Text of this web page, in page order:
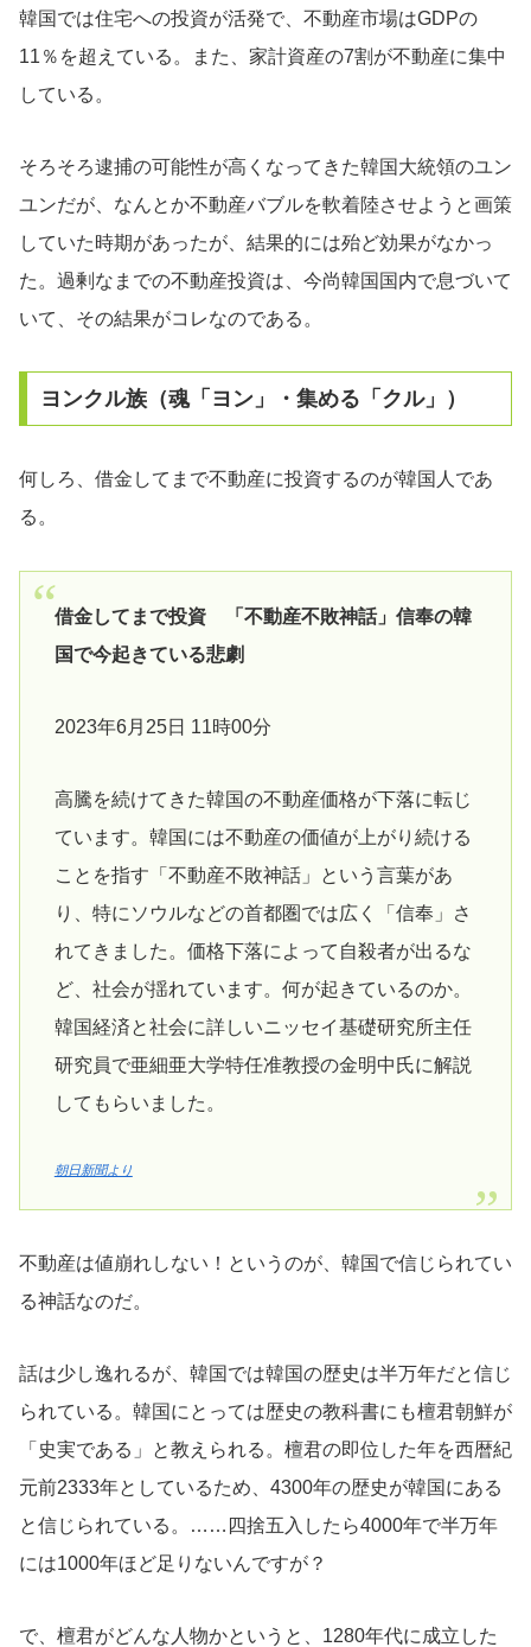
韓国では住宅への投資が活発で、不動産市場はGDPの
11％を超えている。また、家計資産の7割が不動産に集中
している。
そろそろ逮捕の可能性が高くなってきた韓国大統領のユン
ユンだが、なんとか不動産バブルを軟着陸させようと画策
していた時期があったが、結果的には殆ど効果がなかっ
た。過剰なまでの不動産投資は、今尚韓国国内で息づいて
いて、その結果がコレなのである。
ヨンクル族（魂「ヨン」・集める「クル」）
何しろ、借金してまで不動産に投資するのが韓国人であ
る。
借金してまで投資 「不動産不敗神話」信奉の韓
国で今起きている悲劇
2023年6月25日 11時00分
高騰を続けてきた韓国の不動産価格が下落に転じ
ています。韓国には不動産の価値が上がり続ける
ことを指す「不動産不敗神話」という言葉があ
り、特にソウルなどの首都圏では広く「信奉」さ
れてきました。価格下落によって自殺者が出るな
ど、社会が揺れています。何が起きているのか。
韓国経済と社会に詳しいニッセイ基礎研究所主任
研究員で亜細亜大学特任准教授の金明中氏に解説
してもらいました。
朝日新聞より
不動産は値崩れしない！というのが、韓国で信じられてい
る神話なのだ。
話は少し逸れるが、韓国では韓国の歴史は半万年だと信じ
られている。韓国にとっては歴史の教科書にも檀君朝鮮が
「史実である」と教えられる。檀君の即位した年を西暦紀
元前2333年としているため、4300年の歴史が韓国にある
と信じられている。……四捨五入したら4000年で半万年
には1000年ほど足りないんですが？
で、檀君がどんな人物かというと、1280年代に成立した